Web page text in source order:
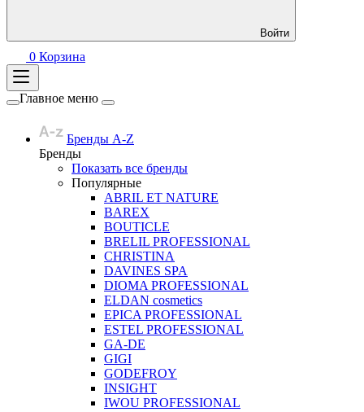
Войти
0 Корзина
Главное меню
Бренды A-Z
Бренды
Показать все бренды
Популярные
ABRIL ET NATURE
BAREX
BOUTICLE
BRELIL PROFESSIONAL
CHRISTINA
DAVINES SPA
DIOMA PROFESSIONAL
ELDAN cosmetics
EPICA PROFESSIONAL
ESTEL PROFESSIONAL
GA-DE
GIGI
GODEFROY
INSIGHT
IWOU PROFESSIONAL